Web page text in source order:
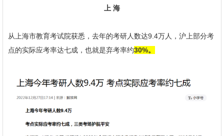
上 海
从上海市教育考试院获悉，去年的考研人数达9.4万人，沪上部分考
点的实际应考率达七成，也就是弃考率约30%。